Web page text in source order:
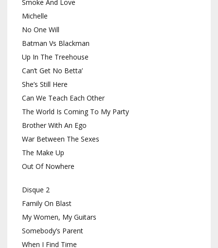
Smoke And Love
Michelle
No One Will
Batman Vs Blackman
Up In The Treehouse
Can’t Get No Betta’
She’s Still Here
Can We Teach Each Other
The World Is Coming To My Party
Brother With An Ego
War Between The Sexes
The Make Up
Out Of Nowhere
Disque 2
Family On Blast
My Women, My Guitars
Somebody’s Parent
When I Find Time